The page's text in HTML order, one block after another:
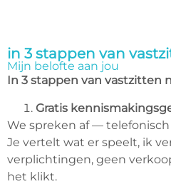
in 3 stappen van
Mijn belofte aan jou
In 3 stappen van vastzitten
Gratis
We spreken af — telefonisch
Je vertelt wat er speelt, ik
verplichtingen, geen
het klikt.